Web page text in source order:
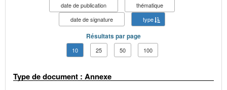
date de publication
thématique
date de signature
type
Résultats par page
10 25 50 100
Type de document : Annexe